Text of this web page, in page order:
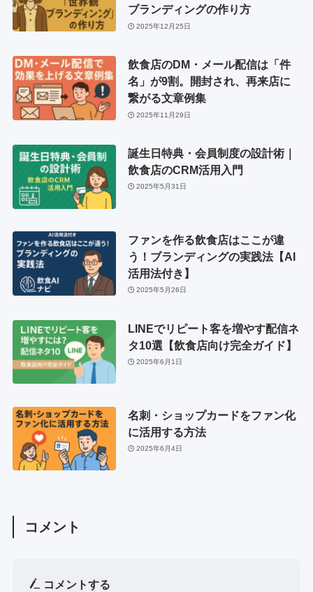
ブランディングの作り方
2025年12月25日
飲食店のDM・メール配信は「件
名」が9割。開封され、再来店に
繋がる文章例集
2025年11月29日
誕生日特典・会員制度の設計術｜
飲食店のCRM活用入門
2025年5月31日
ファンを作る飲食店はここが違
う！ブランディングの実践法【AI
活用法付き】
2025年5月26日
LINEでリピート客を増やす配信ネ
タ10選【飲食店向け完全ガイド】
2025年6月1日
名刺・ショップカードをファン化
に活用する方法
2025年6月4日
コメント
コメントする